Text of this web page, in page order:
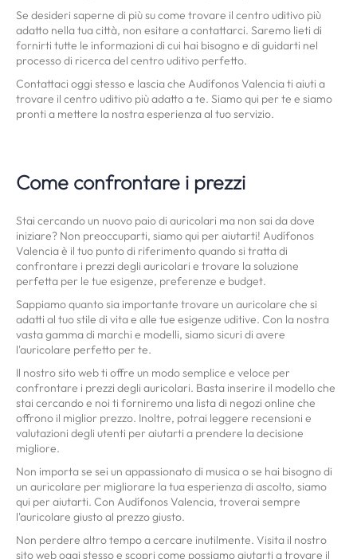
Se desideri saperne di più su come trovare il centro uditivo più
adatto nella tua città, non esitare a contattarci. Saremo lieti di
fornirti tutte le informazioni di cui hai bisogno e di guidarti nel
processo di ricerca del centro uditivo perfetto.
Contattaci oggi stesso e lascia che Audífonos Valencia ti aiuti a
trovare il centro uditivo più adatto a te. Siamo qui per te e siamo
pronti a mettere la nostra esperienza al tuo servizio.
Come confrontare i prezzi
Stai cercando un nuovo paio di auricolari ma non sai da dove
iniziare? Non preoccuparti, siamo qui per aiutarti! Audífonos
Valencia è il tuo punto di riferimento quando si tratta di
confrontare i prezzi degli auricolari e trovare la soluzione
perfetta per le tue esigenze, preferenze e budget.
Sappiamo quanto sia importante trovare un auricolare che si
adatti al tuo stile di vita e alle tue esigenze uditive. Con la nostra
vasta gamma di marchi e modelli, siamo sicuri di avere
l'auricolare perfetto per te.
Il nostro sito web ti offre un modo semplice e veloce per
confrontare i prezzi degli auricolari. Basta inserire il modello che
stai cercando e noi ti forniremo una lista di negozi online che
offrono il miglior prezzo. Inoltre, potrai leggere recensioni e
valutazioni degli utenti per aiutarti a prendere la decisione
migliore.
Non importa se sei un appassionato di musica o se hai bisogno di
un auricolare per migliorare la tua esperienza di ascolto, siamo
qui per aiutarti. Con Audífonos Valencia, troverai sempre
l'auricolare giusto al prezzo giusto.
Non perdere altro tempo a cercare inutilmente. Visita il nostro
sito web oggi stesso e scopri come possiamo aiutarti a trovare il